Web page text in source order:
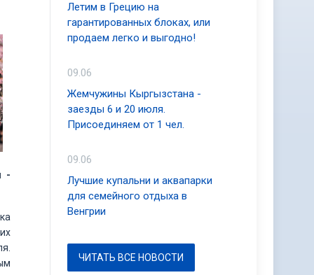
-
Летим в Грецию на
гарантированных блоках, или
продаем легко и выгодно!
09.06
Жемчужины Кыргызстана -
заезды 6 и 20 июля.
Присоединяем от 1 чел.
09.06
Лучшие купальни и аквапарки
для семейного отдыха в
Венгрии
ЧИТАТЬ ВСЕ НОВОСТИ